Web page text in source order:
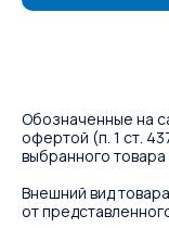
Обозначенные на
офертой (п. 1 ст.
выбранного товара
Внешний вид
от